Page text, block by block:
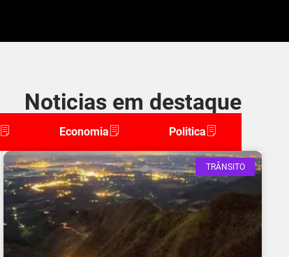
Noticias em destaque
Economia Politica
TRÂNSITO